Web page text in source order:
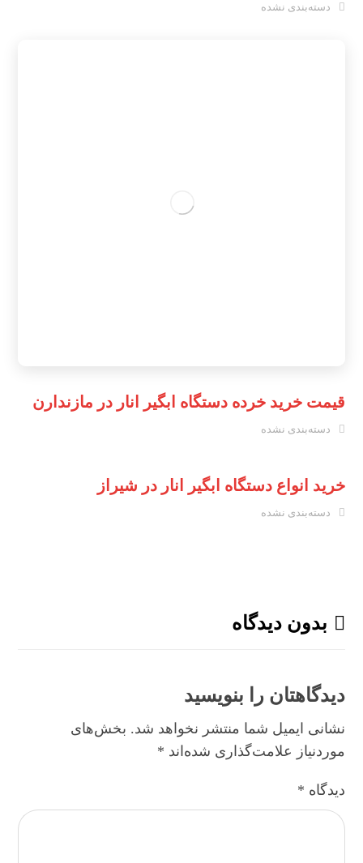
دسته‌بندی نشده
قیمت خرید خرده دستگاه ابگیر انار در مازندارن
دسته‌بندی نشده
خرید انواع دستگاه ابگیر انار در شیراز
دسته‌بندی نشده
بدون دیدگاه
دیدگاهتان را بنویسید
نشانی ایمیل شما منتشر نخواهد شد. بخش‌های
موردنیاز علامت‌گذاری شده‌اند *
دیدگاه *